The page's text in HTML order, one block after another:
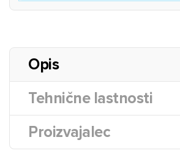
Opis
Tehnične lastnosti
Proizvajalec